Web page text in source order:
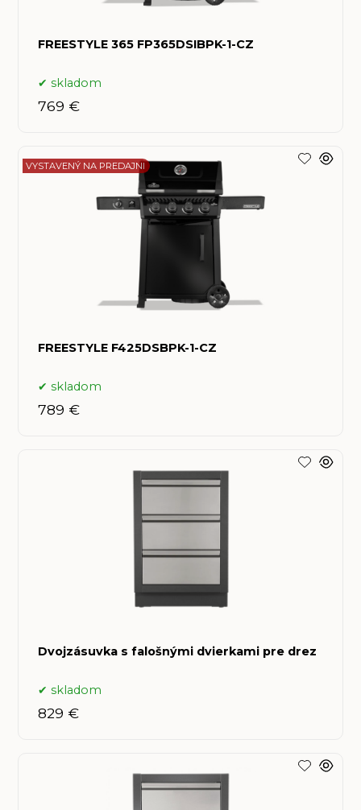
FREESTYLE 365 FP365DSIBPK-1-CZ
skladom
769 €
FREESTYLE F425DSBPK-1-CZ
VYSTAVENÝ NA PREDAJNI
skladom
789 €
Dvojzásuvka s falošnými dvierkami pre drez
skladom
829 €